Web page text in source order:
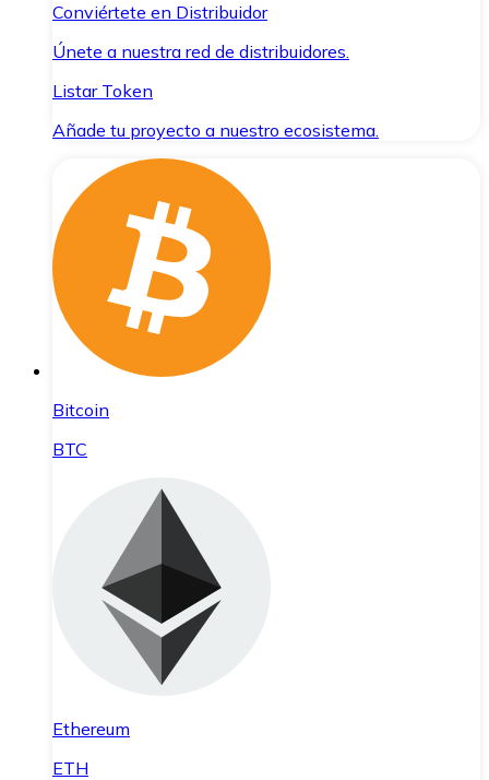
Conviértete en Distribuidor
Únete a nuestra red de distribuidores.
Listar Token
Añade tu proyecto a nuestro ecosistema.
Bitcoin
BTC
Ethereum
ETH